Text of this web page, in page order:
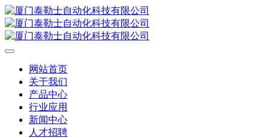
网站首页
关于我们
产品中心
行业应用
新闻中心
人才招聘